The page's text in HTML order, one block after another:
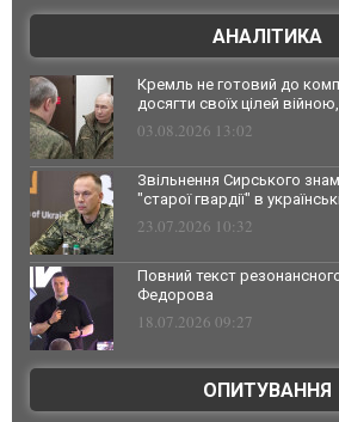
АНАЛІТИКА
Кремль не готовий до
досягти своїх цілей
03.08.2026 13:02
Звільнення Сирського
"старої гвардії" в
23.07.2026 10:32
Повний текст
Федорова
18.07.2026 09:27
ОПИТУВАННЯ